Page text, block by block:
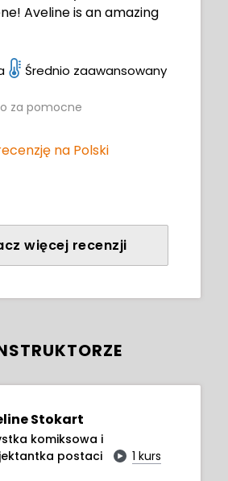
Aveline is an amazing
Średnio zaawansowany
za pomocne
na Polski
więcej recenzji
Stokart
komiksowa i
postaci
1 kurs